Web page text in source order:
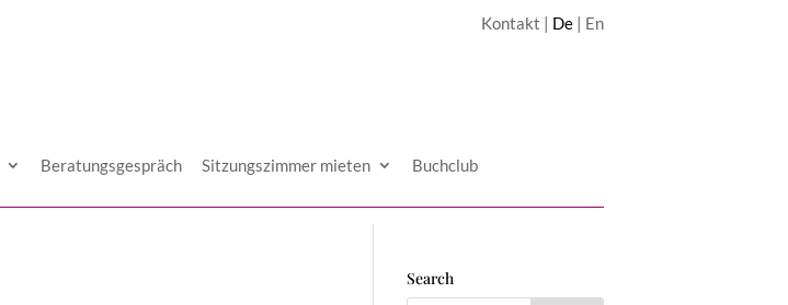
Kontakt | De | En
Beratungsgespräch Sitzungszimmer mieten Buchclub
Search